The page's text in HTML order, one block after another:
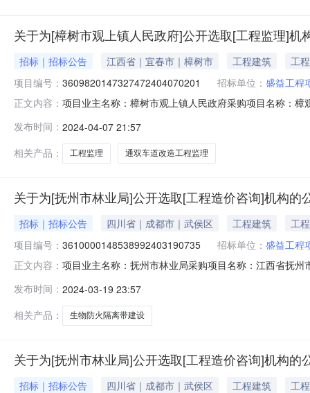
关于为[樟树市观上镇人民政府]公开选取[工程监理]机
招标｜招标公告 江西省｜宜春市｜樟树市 工程建筑
工程
项目编号： 3609820147327472404070201 招标单位： 盛益工程
正文内容： 项目业主名称：樟树市观上镇人民政府采购项目名称：
村，路线全长1.575公里，途径曹溪村、上堎村、堎头村
谈时间：3（个工作日
发布时间： 2024-04-07 21:57
相关产品：
工程监理 通双车道改造工程监理
关于为[抚州市林业局]公开选取[工程造价咨询]机构的
招标｜招标公告 四川省｜成都市｜武侯区 工程建筑
工程
项目编号： 3610000148538992403190735 招标单位： 盛益工程
正文内容： 项目业主名称：抚州市林业局采购项目名称：江西省抚
价中选。服务内容：江西省抚州市武夷山生物防火隔离
3354.57万
发布时间： 2024-03-19 23:57
相关产品：
生物防火隔离带建设
关于为[抚州市林业局]公开选取[工程造价咨询]机构的
招标｜招标公告 四川省｜成都市｜武侯区 工程建筑
工程